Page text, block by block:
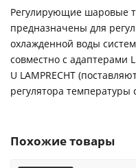
Регулирующие шаровые
предназначены для
охлажденной воды
совместно с адаптерами
U LAMPRECHT
регулятора температуры
Похожие товары